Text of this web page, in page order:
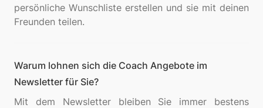
persönliche Wunschliste erstellen und sie mit deinen
Warum lohnen sich die Coach Angebote im
Newsletter für Sie?
Mit dem Newsletter bleiben Sie immer bestens